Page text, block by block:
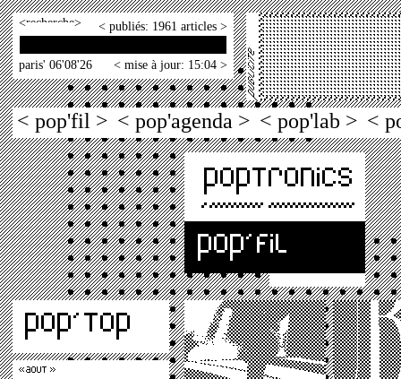
< > < publiés: 1961 articles >
paris' 06'08'26 < mise à jour: 15:04 >
< pop'fil > < pop'agenda > < pop'lab > <